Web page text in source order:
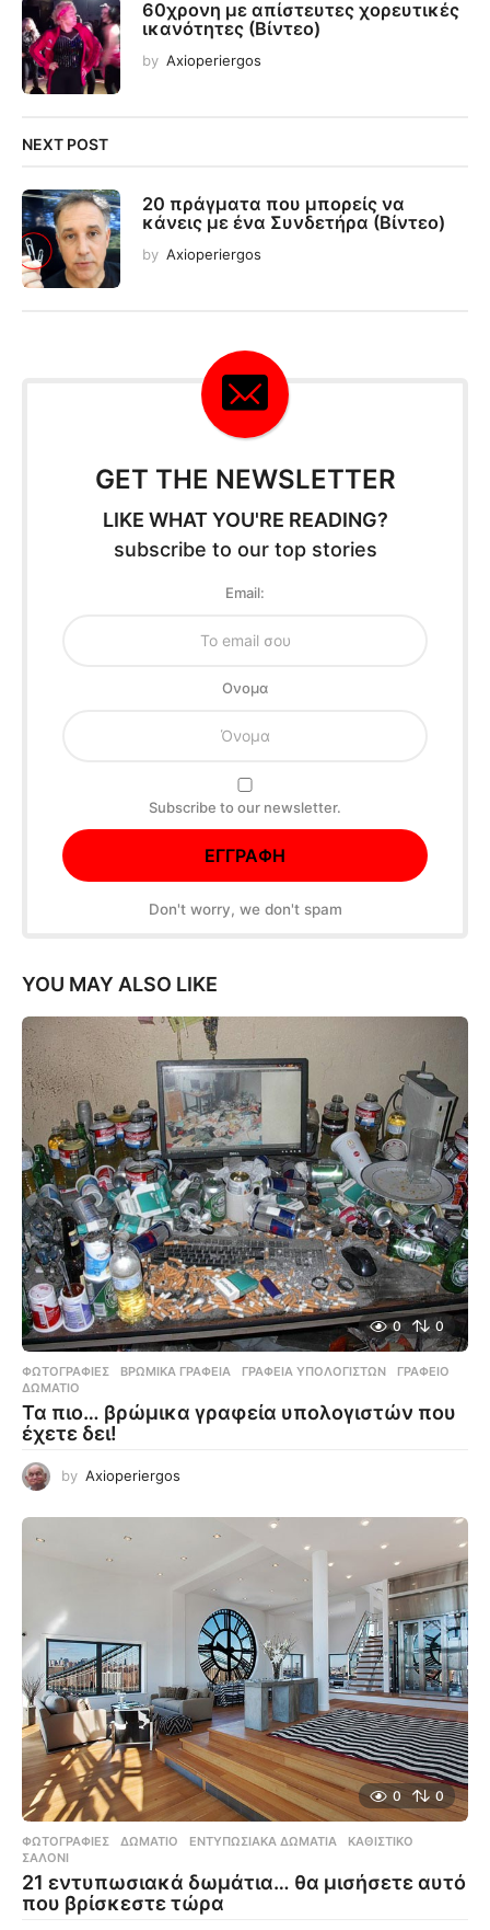
60χρονη με απίστευτες χορευτικές
ικανότητες (Βίντεο)
by Axioperiergos
NEXT POST
20 πράγματα που μπορείς να
κάνεις με ένα Συνδετήρα (Βίντεο)
by Axioperiergos
GET THE NEWSLETTER
LIKE WHAT YOU'RE READING?
subscribe to our top stories
Email:
Oνομα
Subscribe to our newsletter.
Don't worry, we don't spam
YOU MAY ALSO LIKE
0 0
ΦΩΤΟΓΡΑΦΊΕΣ ΒΡΏΜΙΚΑ ΓΡΑΦΕΊΑ ,ΓΡΑΦΕΊΑ ΥΠΟΛΟΓΙΣΤΏΝ ,ΓΡΑΦΕΊΟ
ΔΩΜΆΤΙΟ
Τα πιο… βρώμικα γραφεία υπολογιστών που
έχετε δει!
by Axioperiergos
0 0
ΦΩΤΟΓΡΑΦΊΕΣ ΔΩΜΆΤΙΟ ,ΕΝΤΥΠΩΣΙΑΚΆ ΔΩΜΆΤΙΑ ,ΚΑΘΙΣΤΙΚΌ
ΣΑΛΌΝΙ
21 εντυπωσιακά δωμάτια… θα μισήσετε αυτό
που βρίσκεστε τώρα